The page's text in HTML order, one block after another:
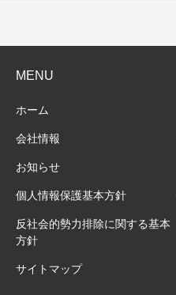
MENU
ホーム
会社情報
お知らせ
個人情報保護基本方針
反社会的勢力排除に関する基本
方針
サイトマップ